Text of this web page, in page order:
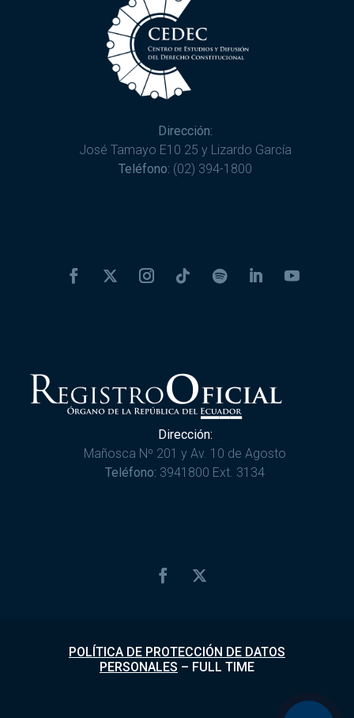
Dirección:
José Tamayo E10 25 y Lizardo García
Teléfono: (02) 394-1800
Dirección:
Mañosca Nº 201 y Av. 10 de Agosto
Teléfono: 3941800 Ext. 3134
POLÍTICA DE PROTECCIÓN DE DATOS
PERSONALES – FULL TIME